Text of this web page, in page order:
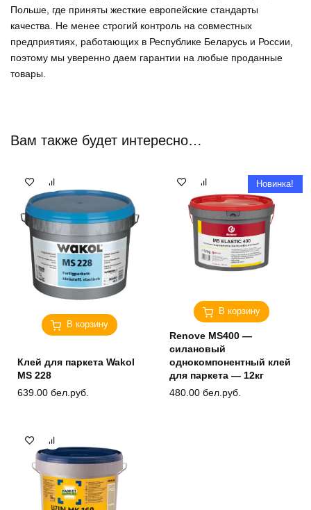
Польше, где приняты жесткие европейские стандарты
качества. Не менее строгий контроль на совместных
предприятиях, работающих в Республике Беларусь и России,
поэтому мы уверенно даем гарантии на любые проданные
товары
Вам также будет интересно…
В корзину
Клей для паркета Wakol
MS 228
639.00 бел.руб.
В корзину
Новинка!
Renove MS400 —
силановый
однокомпонентный клей
для паркета — 12кг
480.00 бел.руб.